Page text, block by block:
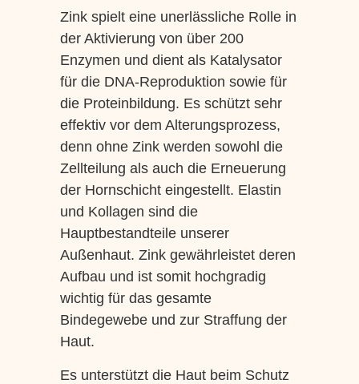
Zink spielt eine unerlässliche Rolle in
der Aktivierung von über 200
Enzymen und dient als Katalysator
für die DNA-Reproduktion sowie für
die Proteinbildung. Es schützt sehr
effektiv vor dem Alterungsprozess,
denn ohne Zink werden sowohl die
Zellteilung als auch die Erneuerung
der Hornschicht eingestellt. Elastin
und Kollagen sind die
Hauptbestandteile unserer
Außenhaut. Zink gewährleistet deren
Aufbau und ist somit hochgradig
wichtig für das gesamte
Bindegewebe und zur Straffung der
Haut.
Es unterstützt die Haut beim Schutz